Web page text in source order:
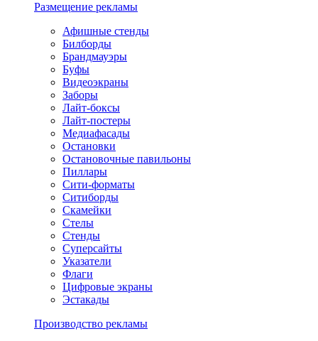
Размещение рекламы
Афишные стенды
Билборды
Брандмауэры
Буфы
Видеоэкраны
Заборы
Лайт-боксы
Лайт-постеры
Медиафасады
Остановки
Остановочные павильоны
Пиллары
Сити-форматы
Ситиборды
Скамейки
Стелы
Стенды
Суперсайты
Указатели
Флаги
Цифровые экраны
Эстакады
Производство рекламы